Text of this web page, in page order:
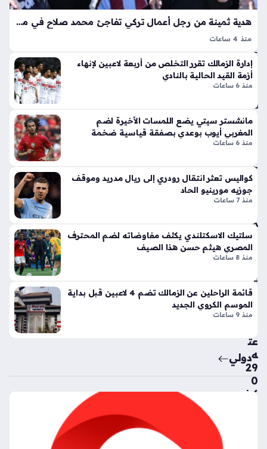
لا
ق
أيق
ونت
ها
الج
دي
دة
ت
الإث
ع
شر
أس
طو
انة
ونا
قل
الح
ة
الي
دو
منذ
شه
ر
واح
د
منذ
سا
عة
واح
دة
شر
طة
دب
تط
يح
بس
ق
درا
جة
نار
ية
تج
اوز
ت
عت
ه
29
0
كيل
هدية ثمينة من رجل أعمال تركي تفاجئ محمد صلاح في مدينة طرابزون
منذ 4 ساعات
بعد أن حظي باستقبال حافل يعكس المكانة الكبيرة التي يحتلها
النجم المصري في قلوب الجماهير، حيث لم يتوقف الترحيب…
إدارة الزمالك تقرر التخلص من أربعة لاعبين لإنهاء
أزمة القيد الحالية بالنادي
منذ 6 ساعات
مانشستر سيتي يضع اللمسات الأخيرة لضم
المغربي أيوب بوعدي بصفقة قياسية ضخمة
منذ 6 ساعات
كواليس تعثر انتقال رودري إلى ريال مدريد وموقف
جوزيه مورينيو الحاد
منذ 7 ساعات
سلتيك الاسكتلندي يكثف مفاوضاته لضم المحترف
المصري هيثم حسن هذا الصيف
منذ 8 ساعات
قائمة الراحلين عن الزمالك تضم 4 لاعبين قبل بداية
الموسم الكروي الجديد
منذ 9 ساعات
دولي